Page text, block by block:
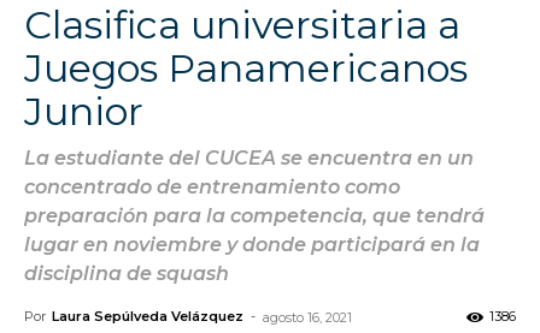
Clasifica universitaria a
Juegos Panamericanos
Junior
La estudiante del CUCEA se encuentra en un
concentrado de entrenamiento como
preparación para la competencia, que tendrá
lugar en noviembre y donde participará en la
disciplina de squash
Por Laura Sepúlveda Velázquez - agosto 16, 2021 1386